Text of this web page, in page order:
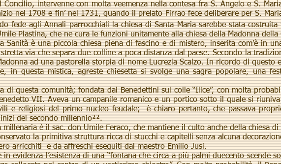
Concilio, intervenne con molta veemenza nella contesa fra S. Angelo e S.
nel 1708 e fin’ nel 1731, quando il prelato Firrao fece deliberare per S.
fede agli Annali parrocchiali la chiesa di Santa Maria sarebbe stata
Plastina, che ne cura le funzioni unitamente alla chiesa della Madonna della
è una piccola chiesa piena di fascino e di mistero, inserita com’è in
via che separa due colline a poca distanza dal paese. Secondo la
ad una pastorella storpia di nome Lucrezia Scalzo. In ricordo di questo
in questa mistica, agreste chiesetta si svolge una sagra popolare, una
questa comunità; fondata dai Benedettini sul colle “Ilice”, con molta
VII. Aveva un campanile romanico e un portico sotto il quale si
e religiosi del primo nucleo feudale; è chiaro pertanto, che passava
del secondo millennio²².
è il sac. don Umile Feraco, che mantiene il culto anche della chiesa di
la primitiva struttura ricca di stucchi e capitelli senza alcuna
arricchiti e da affreschi eseguiti dal maestro Emilio Jusi.
l’esistenza di una “fontana che circa a più palmi duecento scende